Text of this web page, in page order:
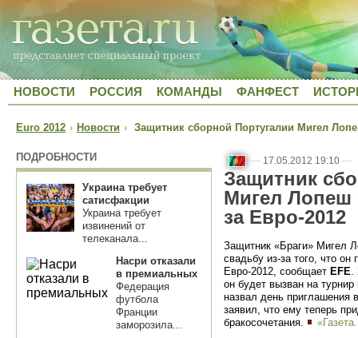
НОВОСТИ РОССИЯ КОМАНДЫ ФАНФЕСТ
Euro 2012 › Новости › Защитник сборной Португалии Мигел
ПОДРОБНОСТИ
Украина требует
сатисфакции
Украина требует
извинений от
телеканала...
Насри отказали
в премиальных
Федерация
футбола
Франции
заморозила...
— 17.05.2012 19:10 —
Защитник
Мигел Лопеш
за Евро-2012
Защитник «Браги» Мигел
свадьбу из-за того, что он
Евро-2012, сообщает EFE
он будет вызван на
назвал день
заявил, что ему теперь
бракосочетания.